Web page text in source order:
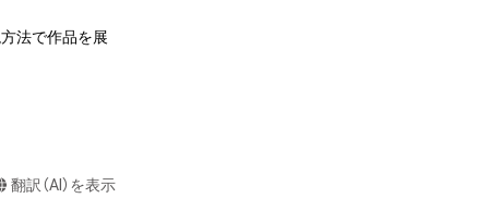
的財産権を有
その管理委託
の保有者が有
を含みますが、
法令に反する利
法で作品を展
翻訳（AI）を表示